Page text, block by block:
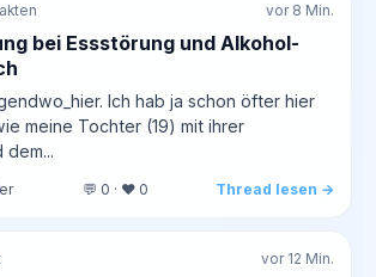
vor 8 Min.
bei Essstörung und Alkohol-
Ich hab ja schon öfter hier
meine Tochter (19) mit ihrer
dem...
💬 0 · ❤️ 0 Thread lesen →
vor 12 Min.